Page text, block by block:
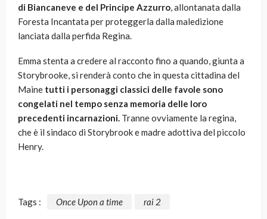
di Biancaneve e del Principe Azzurro, allontanata dalla
Foresta Incantata per proteggerla dalla maledizione
lanciata dalla perfida Regina.
Emma stenta a credere al racconto fino a quando, giunta a
Storybrooke, si renderà conto che in questa cittadina del
Maine tutti i personaggi classici delle favole sono
congelati nel tempo senza memoria delle loro
precedenti incarnazioni. Tranne ovviamente la regina,
che è il sindaco di Storybrook e madre adottiva del piccolo
Henry.
Tags : Once Upon a time rai 2